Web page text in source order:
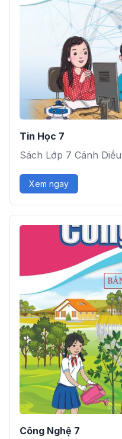
Tin Học 7
Sách Lớp 7 Cánh Diều
Xem ngay
Công Nghệ 7